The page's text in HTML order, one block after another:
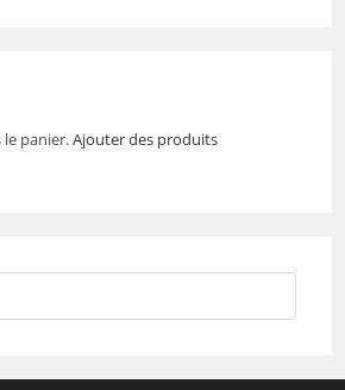
le panier.Ajouter des produits